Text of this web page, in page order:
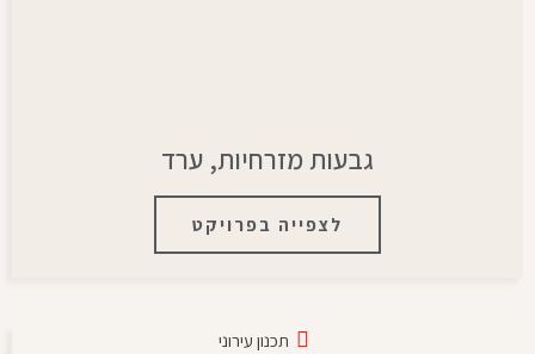
גבעות מזרחיות, ערד
לצפייה בפרויקט
תכנון עירוני